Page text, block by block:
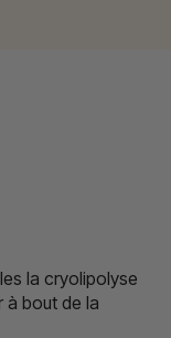
la cryolipolyse
à bout de la